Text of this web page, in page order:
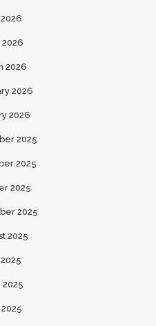
2026
2026
2026
2025
2025
2025
2025
2025
2025